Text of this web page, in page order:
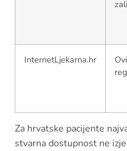
InternetLjekarna.hr
Za hrvatske pacijente
stvarna dostupnost ne